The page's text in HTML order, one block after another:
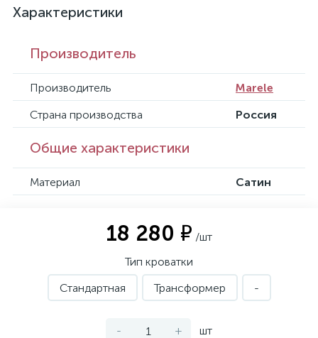
Характеристики
Производитель
Производитель
Marele
Страна производства
Россия
Общие характеристики
Материал Сатин
18 280 ₽ /шт
Тип кроватки
Стандартная
Трансформер -
- + шт